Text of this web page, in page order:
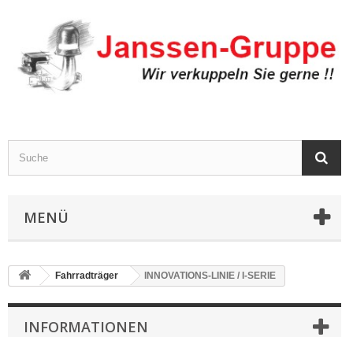
MENÜ
Fahrradträger INNOVATIONS-LINIE / I-SERIE
INFORMATIONEN